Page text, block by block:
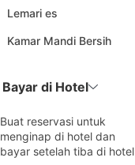
Lemari es
Kamar Mandi Bersih
Bayar di Hotel
Buat reservasi untuk
menginap di hotel dan
bayar setelah tiba di hotel